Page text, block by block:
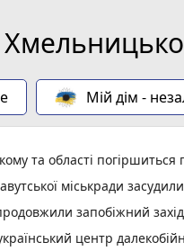
Мій дім -
та області погіршиться
міськради
запобіжний захід
центр